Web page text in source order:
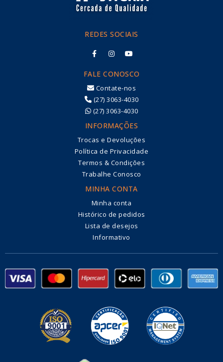
REDES SOCIAIS
FALE CONOSCO
Contate-nos
(27) 3063-4030
(27) 3063-4030
INFORMAÇÕES
Trocas e Devoluções
Política de Privacidade
Termos & Condições
Trabalhe Conosco
MINHA CONTA
Minha conta
Histórico de pedidos
Lista de desejos
Informativo